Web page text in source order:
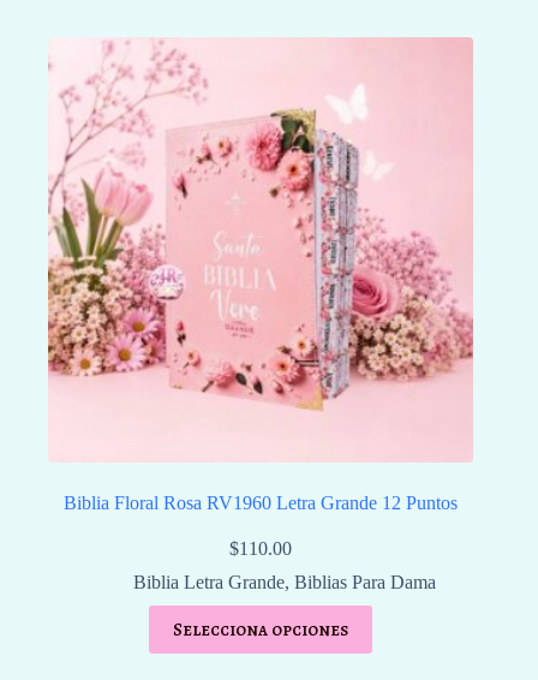
Biblia Floral Rosa RV1960 Letra Grande 12 Puntos
$110.00
Biblia Letra Grande,Biblias Para Dama
Selecciona opciones